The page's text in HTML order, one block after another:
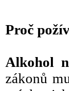
Proč
Alkohol
zákonů